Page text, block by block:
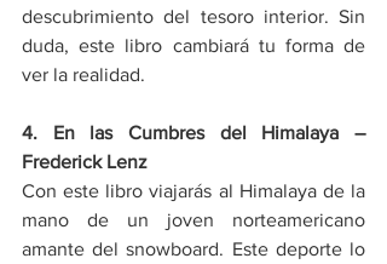
descubrimiento del tesoro interior. Sin
duda, este libro cambiará tu forma de
ver la realidad.
4. En las Cumbres del Himalaya –
Frederick Lenz
Con este libro viajarás al Himalaya de la
mano de un joven norteamericano
amante del snowboard. Este deporte lo